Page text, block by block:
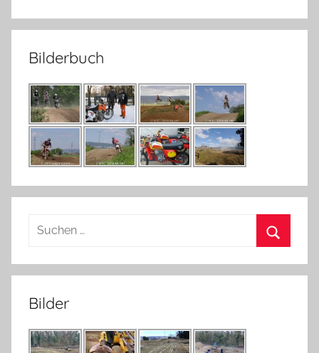
Bilderbuch
Suchen
Bilder